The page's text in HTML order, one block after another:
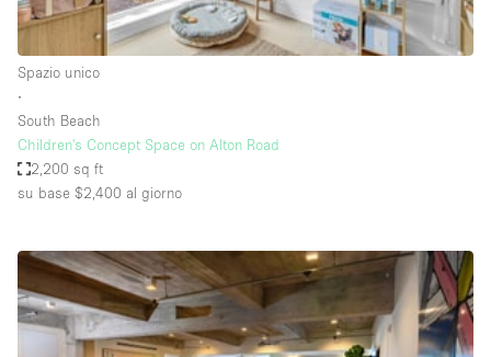
Stand / Chiosco / Stand
Studio fotografico / riprese
Uffici
Villa / Casa
Dotazioni dello spazio
Accesso per disabili
Ampia Porta d'Ingresso
Spazio unico
∙
South Beach
Children's Concept Space on Alton Road
2,200 sq ft
su base $2,400 al giorno